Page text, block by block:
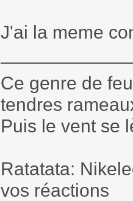
J'ai la meme
Ce genre de
tendres
Puis le vent se
Ratatata:
vos réactions